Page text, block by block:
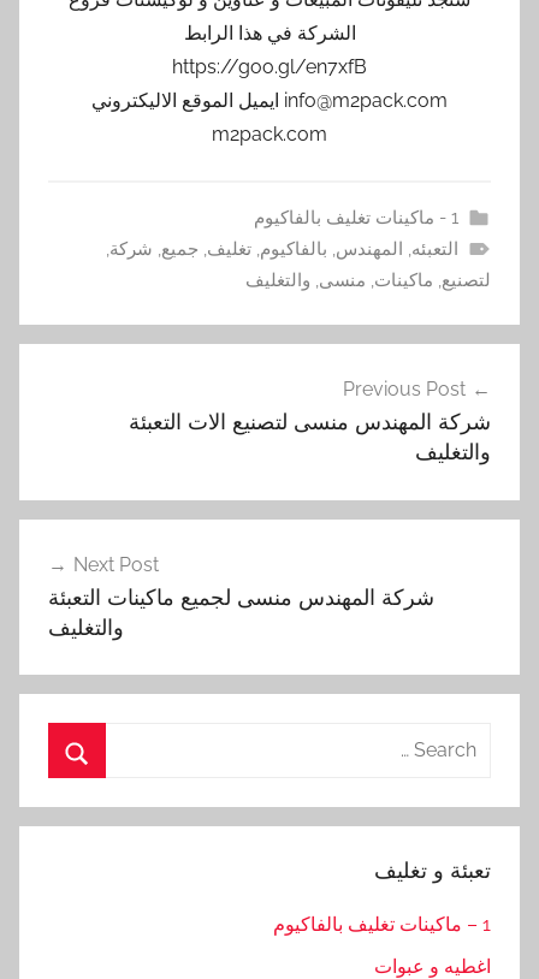
الشركة في هذا الرابط
https://goo.gl/en7xfB
info@m2pack.com ايميل الموقع الاليكتروني
m2pack.com
1 - ماكينات تغليف بالفاكيوم
التعبئه, المهندس, بالفاكيوم,تغليف, جميع, شركة,
لتصنيع, ماكينات, منسى, والتغليف
المقالات
Previous Post
شركة المهندس منسى لتصنيع الات التعبئة
والتغليف
Next Post
شركة المهندس منسى لجميع ماكينات التعبئة
والتغليف
Search
تعبئة و تغليف
1 – ماكينات تغليف بالفاكيوم
اغطيه و عبوات